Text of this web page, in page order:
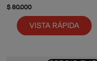
$80.000
VISTA RÁPIDA